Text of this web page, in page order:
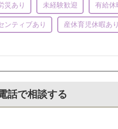
災あり 未経験歓迎 有給休
ンティブあり 産休育児休暇あり
話で相談する